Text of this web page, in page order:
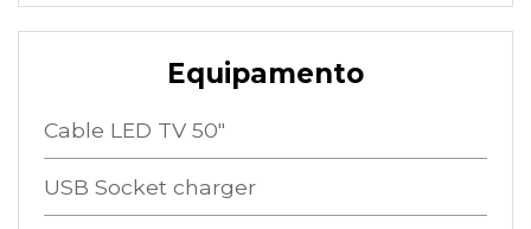
Equipamento
Cable LED TV 50"
USB Socket charger